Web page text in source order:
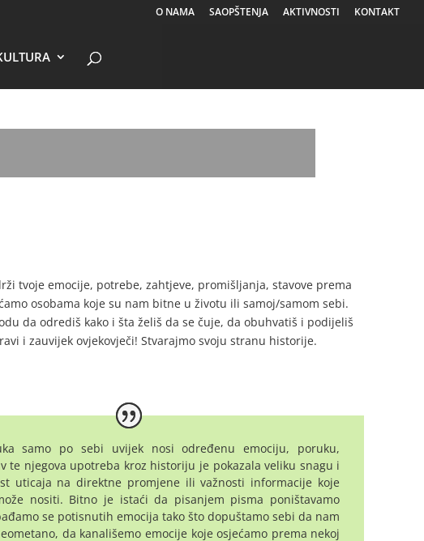
O NAMA SAOPŠTENJA AKTIVNOSTI KONTAKT
tvoje emocije, potrebe, zahtjeve, promišljanja, stavove prema
osobama koje su nam bitne u životu ili samoj/samom sebi.
da odrediš kako i šta želiš da se čuje, da obuhvatiš i podijeliš
i zauvijek ovjekovječi! Stvarajmo svoju stranu historije.
samo po sebi uvijek nosi određenu emociju, poruku,
te njegova upotreba kroz historiju je pokazala veliku snagu i
uticaja na direktne promjene ili važnosti informacije koje
nositi. Bitno je istaći da pisanjem pisma poništavamo
se potisnutih emocija tako što dopuštamo sebi da nam
da kanališemo emocije koje osjećamo prema nekoj